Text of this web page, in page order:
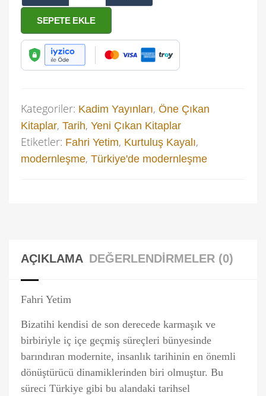
SEPETE EKLE
Kategoriler: Kadim Yayınları, Öne Çıkan
Kitaplar, Tarih, Yeni Çıkan Kitaplar
Etiketler: Fahri Yetim, Kurtuluş Kayalı,
modernleşme, Türkiye'de modernleşme
AÇIKLAMA DEĞERLENDIRMELER (0)
Fahri Yetim
Bizatihi kendisi de son derecede karmaşık ve
birbiriyle iç içe geçmiş süreçleri bünyesinde
barındıran modernite, insanlık tarihinin en önemli
dönüştürücü dinamiklerinden biri olmuştur. Bu
süreci Türkiye gibi bu alandaki tarihsel